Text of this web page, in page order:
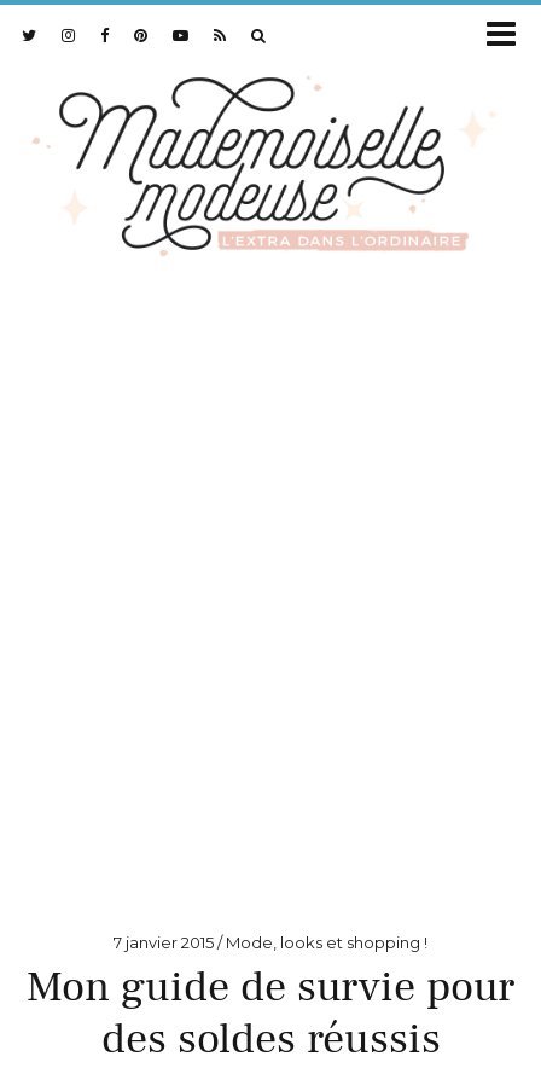
7 janvier 2015 Mode, looks et shopping !
Mon guide de survie pour
des soldes réussis